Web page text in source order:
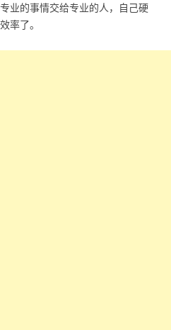
业的事情交给专业的人，自己硬
率了。